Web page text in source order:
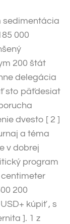
sedimentácia
000
200 štát
delegácia
sto päťdesiat
dvesto [ 2 ]
a téma
v dobrej
program
centimeter
200
kúpiť , s
]. 1 z